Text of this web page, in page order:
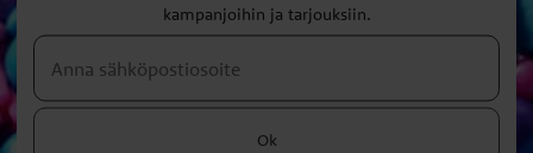
kampanjoihin ja tarjouksiin.
Ok